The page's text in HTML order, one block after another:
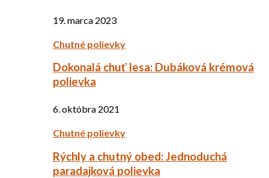
19. marca 2023
Chutné polievky
Dokonalá chuť lesa: Dubáková krémová
polievka
6. októbra 2021
Chutné polievky
Rýchly a chutný obed: Jednoduchá
paradajková polievka